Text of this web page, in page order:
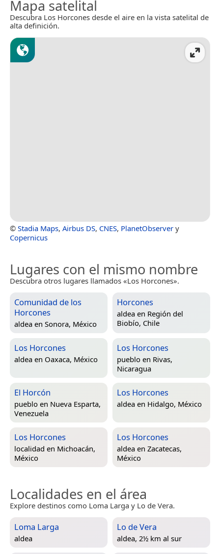
Mapa satelital
Descubra Los Horcones desde el aire en la vista satelital de
alta definición.
© Stadia Maps, Airbus DS, CNES, PlanetObserver y
Copernicus
Lugares con el mismo nombre
Descubra otros lugares llamados «Los Horcones».
Comunidad de los
Horcones
aldea en Sonora, México
Horcones
aldea en Región del
Biobío, Chile
Los Horcones
aldea en Oaxaca, México
Los Horcones
pueblo en Rivas,
Nicaragua
El Horcón
pueblo en Nueva Esparta,
Venezuela
Los Horcones
aldea en Hidalgo, México
Los Horcones
localidad en Michoacán,
México
Los Horcones
aldea en Zacatecas,
México
Localidades en el área
Explore destinos como Loma Larga y Lo de Vera.
Loma Larga
aldea
Lo de Vera
aldea, 2½ km al sur